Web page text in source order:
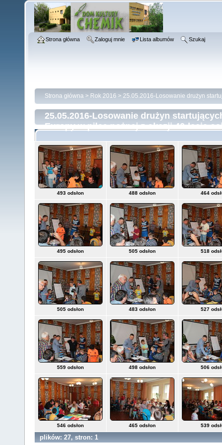
Strona główna Zaloguj mnie Lista albumów Szukaj
Strona główna > Rok 2016 > 25.05.2016-Losowanie drużyn
25.05.2016-Losowanie drużyn
Europy w piłce nożnej z okazji 40-lecia
493 odsłon 488 odsłon 464
495 odsłon 505 odsłon 518
505 odsłon 483 odsłon 527
559 odsłon 498 odsłon 506
546 odsłon 465 odsłon 539
plików: 27, stron: 1